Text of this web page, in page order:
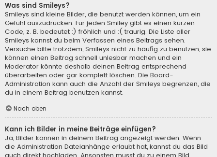
Was sind Smileys?
Smileys sind kleine Bilder, die benutzt werden können, um ein
Gefühl auszudrücken. Für jeden Smiley gibt es einen kurzen
Code, z. B. bedeutet :) fröhlich und :( traurig. Die Liste aller
Smileys kannst du beim Verfassen eines Beitrags sehen.
Versuche bitte trotzdem, Smileys nicht zu häufig zu benutzen, sie
können einen Beitrag schnell unlesbar machen und ein
Moderator könnte deshalb deinen Beitrag entsprechend
überarbeiten oder gar komplett löschen. Die Board-
Administration kann auch die Anzahl der Smileys begrenzen, die
du in einem Beitrag benutzen kannst.
Nach oben
Kann ich Bilder in meine Beiträge einfügen?
Ja, Bilder können in deinem Beitrag angezeigt werden. Wenn
die Administration Dateianhänge erlaubt hat, kannst du das Bild
auch direkt hochladen. Ansonsten musst du zu einem Bild